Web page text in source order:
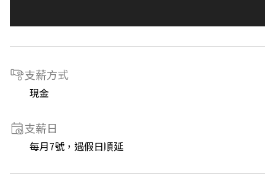
支薪方式
現金
支薪日
每月7號，遇假日順延